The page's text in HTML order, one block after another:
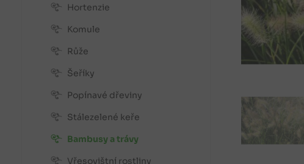
Hortenzie
Komule
Růže
Šeříky
Popínavé dřeviny
Stálezelené keře
Bambusy a trávy
Vřesovištní rostliny